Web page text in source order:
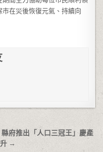
在災後恢復元氣、持續向
府推出「人口三冠王」慶產
→